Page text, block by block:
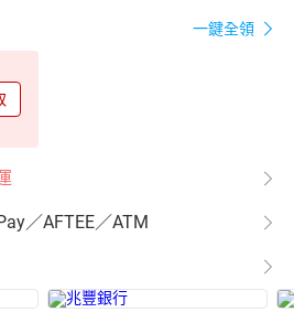
一鍵全領
／AFTEE／ATM